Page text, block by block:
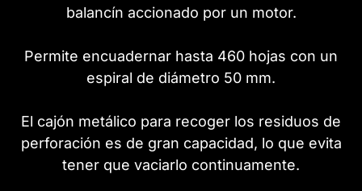
balancín accionado por un motor.
Permite encuadernar hasta 460 hojas con un
espiral de diámetro 50 mm.
El cajón metálico para recoger los residuos de
perforación es de gran capacidad, lo que evita
tener que vaciarlo continuamente.